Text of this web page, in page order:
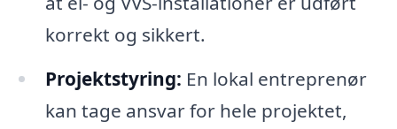
korrekt og sikkert.
Projektstyring: En lokal entreprenør
kan tage ansvar for hele projektet,